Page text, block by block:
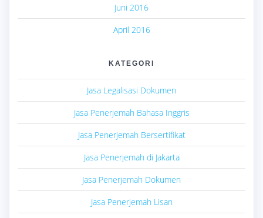
Juni 2016
April 2016
KATEGORI
Jasa Legalisasi Dokumen
Jasa Penerjemah Bahasa Inggris
Jasa Penerjemah Bersertifikat
Jasa Penerjemah di Jakarta
Jasa Penerjemah Dokumen
Jasa Penerjemah Lisan